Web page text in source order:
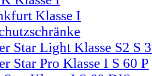
Klasse I
Star Light Klasse S2 S
Star Pro Klasse I S 60 P